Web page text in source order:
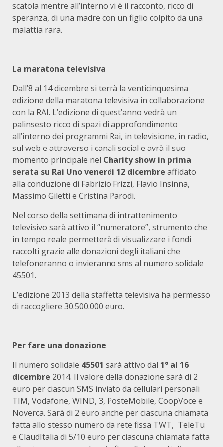
scatola mentre all’interno vi è il racconto, ricco di
speranza, di una madre con un figlio colpito da una
malattia rara.
La maratona televisiva
Dall’8 al 14 dicembre si terrà la venticinquesima
edizione della maratona televisiva in collaborazione
con la RAI. L’edizione di quest’anno vedrà un
palinsesto ricco di spazi di approfondimento
all’interno dei programmi Rai, in televisione, in radio,
sul web e attraverso i canali social e avrà il suo
momento principale nel Charity show in prima
serata su Rai Uno venerdì 12 dicembre affidato
alla conduzione di Fabrizio Frizzi, Flavio Insinna,
Massimo Giletti e Cristina Parodi.
Nel corso della settimana di intrattenimento
televisivo sarà attivo il “numeratore”, strumento che
in tempo reale permetterà di visualizzare i fondi
raccolti grazie alle donazioni degli italiani che
telefoneranno o invieranno sms al numero solidale
45501.
L’edizione 2013 della staffetta televisiva ha permesso
di raccogliere 30.500.000 euro.
Per fare una donazione
Il numero solidale 45501 sarà attivo dal 1° al 16
dicembre 2014. Il valore della donazione sarà di 2
euro per ciascun SMS inviato da cellulari personali
TIM, Vodafone, WIND, 3, PosteMobile, CoopVoce e
Noverca. Sarà di 2 euro anche per ciascuna chiamata
fatta allo stesso numero da rete fissa TWT, TeleTu
e ClaudItalia di 5/10 euro per ciascuna chiamata fatta